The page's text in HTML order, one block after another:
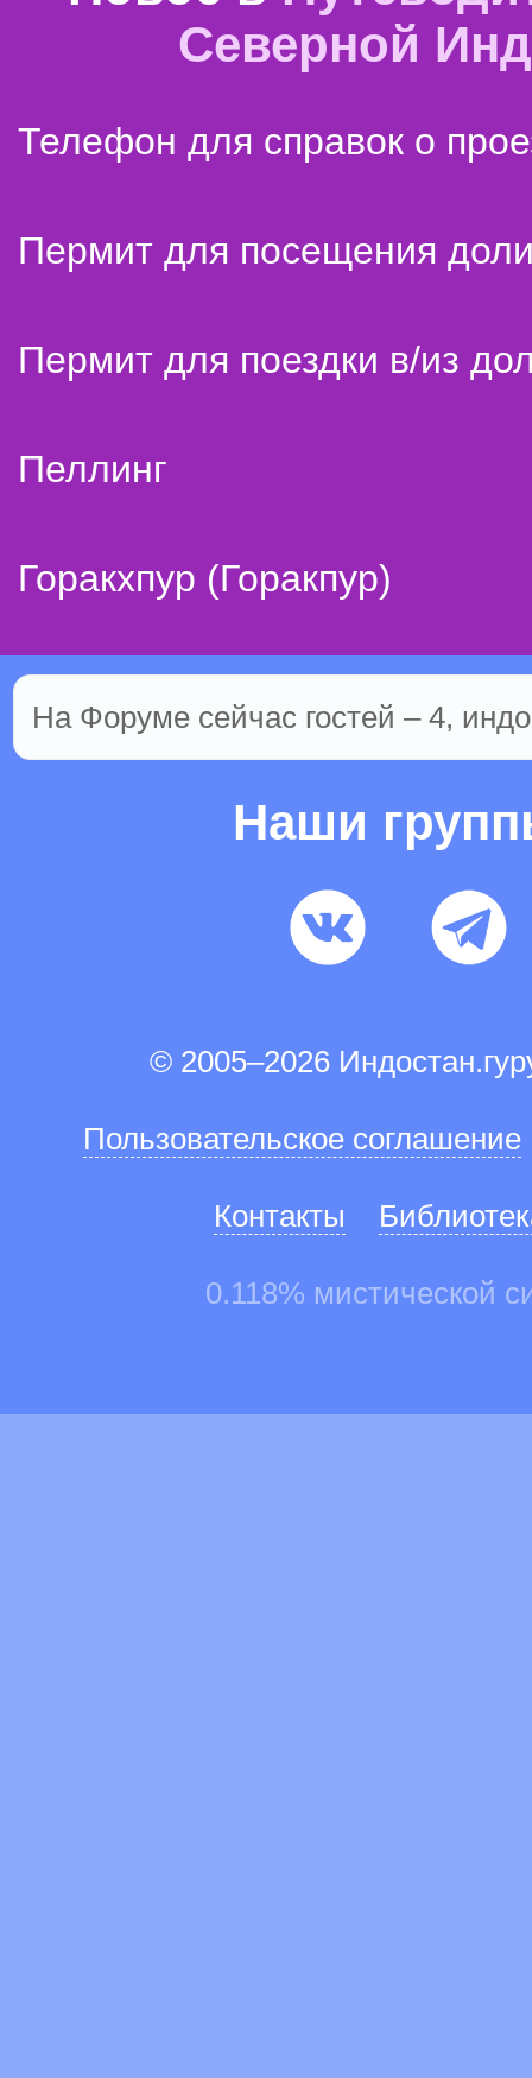
Северной
Телефон для справок о
Пермит для посещения
Пермит для поездки в/из
Пеллинг
Горакхпур (Горакпур)
На Форуме сейчас гостей – 4,
Наши
© 2005–2026
Пользовательское соглашение
Контакты
0.118% мистической